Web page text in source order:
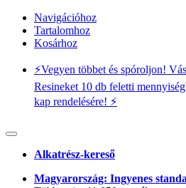
Navigációhoz
Tartalomhoz
Kosárhoz
⚡️Vegyen többet és spóroljon!
Resineket 10 db feletti
kap rendelésére! ⚡️
Alkatrész-kereső
Magyarország: Ingyenes